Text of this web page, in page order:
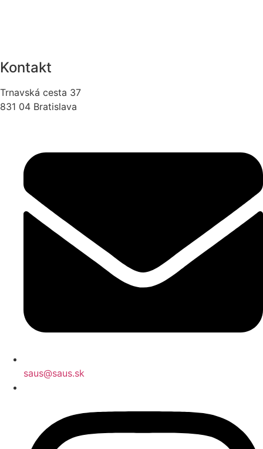
Kontakt
Trnavská cesta 37
831 04 Bratislava
saus@saus.sk